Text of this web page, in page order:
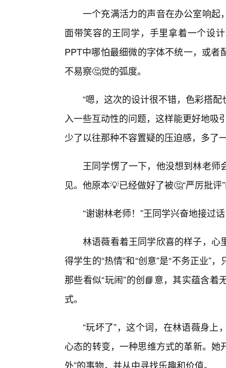
一个充满活力的声音在办公室响起
面带笑容的王同学，手里拿着一个设
PPT中哪怕最细微的字体不统一，或
不易察🤔觉的弧度。
“嗯，这次的设计很不错，色彩搭
入一些互动性的问题，这样能更好地吸
少了以往那种不容置疑的压迫感，多了
王同学愣了一下，他没想到林老
见。他原本💡已经做好了被🤔“严厉批评
“谢谢林老师！”王同学兴奋地接过
林语薇看着王同学欣喜的样子，心
得学生的“热情”和“创意”是“不务正业”
那些看似“玩闹”的创📘意，其实蕴含
式。
“玩坏了”，这个词，在林语薇身
心态的转变，一种思维方式的革新。她
外”的事物，并从中寻找乐趣和价值。